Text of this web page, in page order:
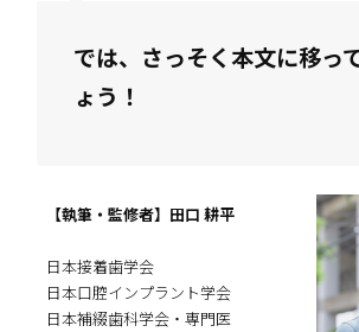
では、さっそく本文に移っ
ょう！
【執筆・監修者】田口 耕平
日本接着歯学会
日本口腔インプラント学会
日本補綴歯科学会・専門医